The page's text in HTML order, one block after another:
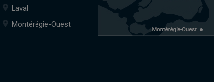
Laval
Montérégie-Ouest